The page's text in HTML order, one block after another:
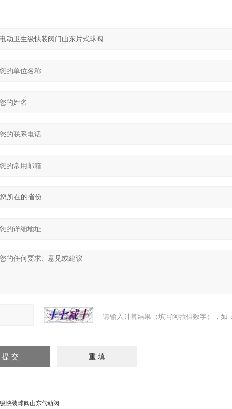
请输入计算结果（填写阿拉伯数字），如
快装球阀山东气动阀